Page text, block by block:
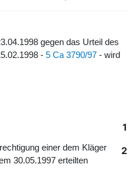
gegen das Urteil des
- 5 Ca 3790/97 - wird
1
2
einer dem Kläger
30.05.1997 erteilten